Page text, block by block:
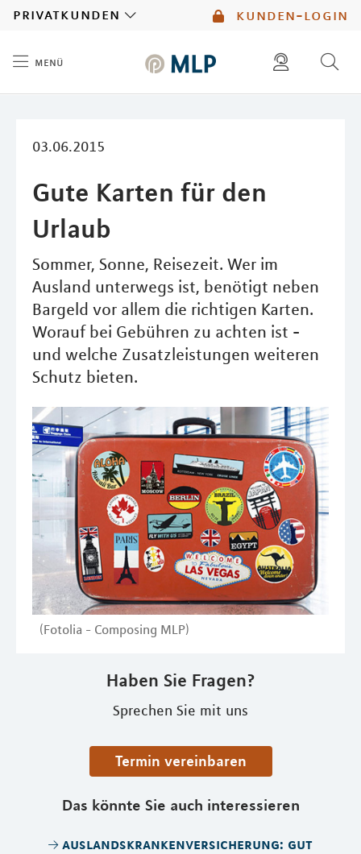
kunden-login
privatkunden
menü
03.06.2015
Gute Karten für den
Urlaub
Sommer, Sonne, Reisezeit. Wer im
Ausland unterwegs ist, benötigt neben
Bargeld vor allem die richtigen Karten.
Worauf bei Gebühren zu achten ist -
und welche Zusatzleistungen weiteren
Schutz bieten.
(Fotolia - Composing MLP)
Haben Sie Fragen?
Sprechen Sie mit uns
Termin vereinbaren
Das könnte Sie auch interessieren
auslandskrankenversicherung: gut